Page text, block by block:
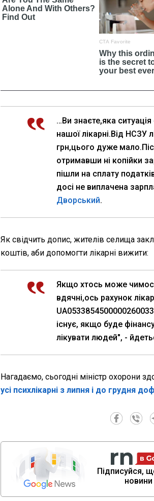
…Ви знаєте,яка
нашої лікарні.Від НСЗУ
грн,цього дуже
отримавши ні копійки
пішли на сплату
досі не виплачена
Дворський.
Як свідчить допис, жителів селища
коштів, аби допомогти лікарні вижити:
Якщо хтось може
вдячні,ось рахунок
існує, якщо буде
лікувати людей", -
Нагадаємо, сьогодні міністр охорони
усі психлікарні з липня і до грудня
Підписуйся,